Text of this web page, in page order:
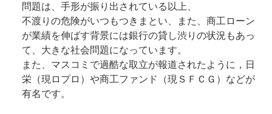
問題は、手形が振り出されている以上、
不渡りの危険がいつもつきまとい、また、商工ローン
が業績を伸ばす背景には銀行の貸し渋りの状況もあっ
て、大きな社会問題になっています。
また、マスコミで過酷な取立が報道されたように，日
栄（現ロプロ）や商工ファンド（現ＳＦＣＧ）などが
有名です。